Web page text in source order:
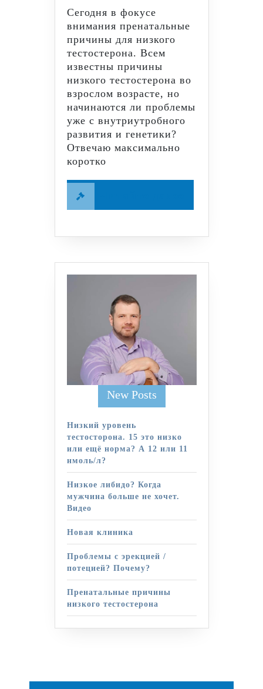
Сегодня в фокусе
внимания пренатальные
причины для низкого
тестостерона. Всем
известны причины
низкого тестостерона во
взрослом возрасте, но
начинаются ли проблемы
уже с внутриутробного
развития и генетики?
Отвечаю максимально
коротко
далее
New Posts
Низкий уровень
тестосторона. 15 это низко
или ещё норма? А 12 или 11
нмоль/л?
Низкое либидо? Когда
мужчина больше не хочет.
Видео
Новая клиника
Проблемы с эрекцией /
потецией? Почему?
Пренатальные причины
низкого тестостерона